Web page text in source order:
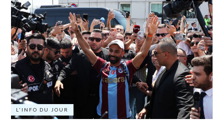
L'INFO DU JOUR